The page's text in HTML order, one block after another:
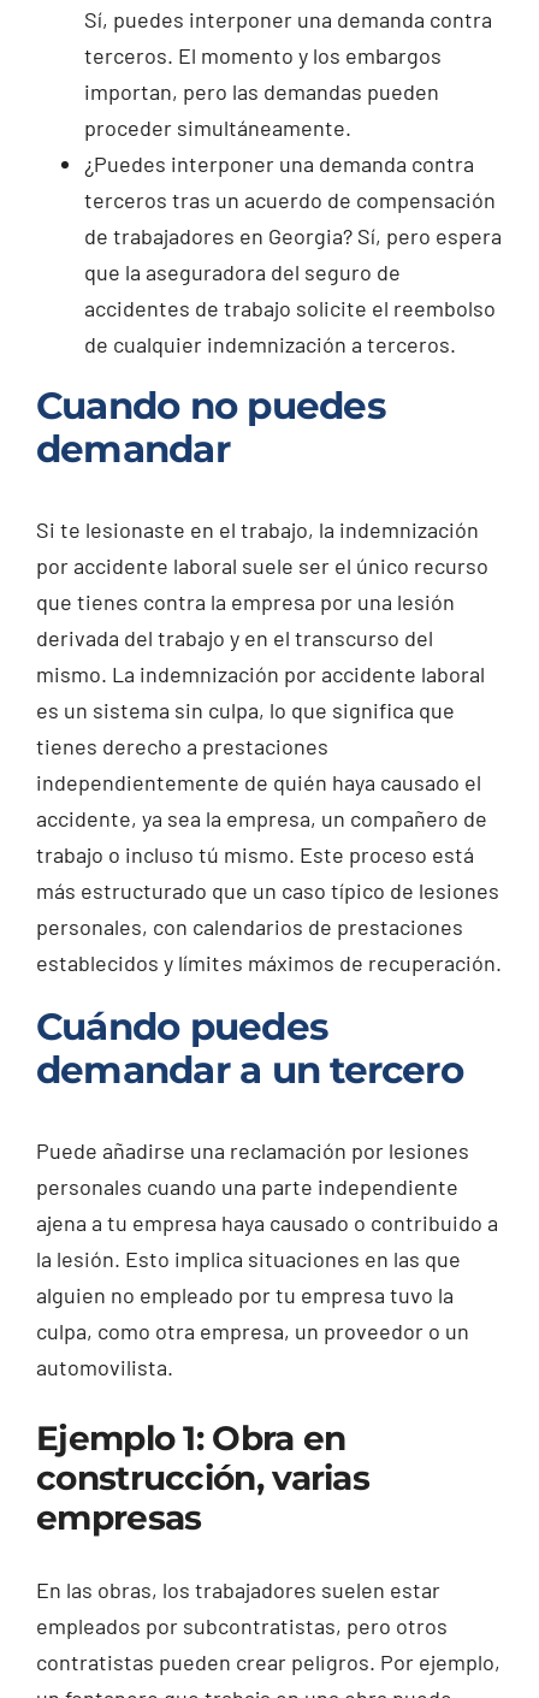
Sí, puedes interponer una demanda contra
terceros. El momento y los embargos
importan, pero las demandas pueden
proceder simultáneamente.
¿Puedes interponer una demanda contra
terceros tras un acuerdo de compensación
de trabajadores en Georgia? Sí, pero espera
que la aseguradora del seguro de
accidentes de trabajo solicite el reembolso
de cualquier indemnización a terceros.
Cuando no puedes
demandar
Si te lesionaste en el trabajo, la indemnización
por accidente laboral suele ser el único recurso
que tienes contra la empresa por una lesión
derivada del trabajo y en el transcurso del
mismo. La indemnización por accidente laboral
es un sistema sin culpa, lo que significa que
tienes derecho a prestaciones
independientemente de quién haya causado el
accidente, ya sea la empresa, un compañero de
trabajo o incluso tú mismo. Este proceso está
más estructurado que un caso típico de lesiones
personales, con calendarios de prestaciones
establecidos y límites máximos de recuperación.
Cuándo puedes
demandar a un tercero
Puede añadirse una reclamación por lesiones
personales cuando una parte independiente
ajena a tu empresa haya causado o contribuido a
la lesión. Esto implica situaciones en las que
alguien no empleado por tu empresa tuvo la
culpa, como otra empresa, un proveedor o un
automovilista.
Ejemplo 1: Obra en
construcción, varias
empresas
En las obras, los trabajadores suelen estar
empleados por subcontratistas, pero otros
contratistas pueden crear peligros. Por ejemplo,